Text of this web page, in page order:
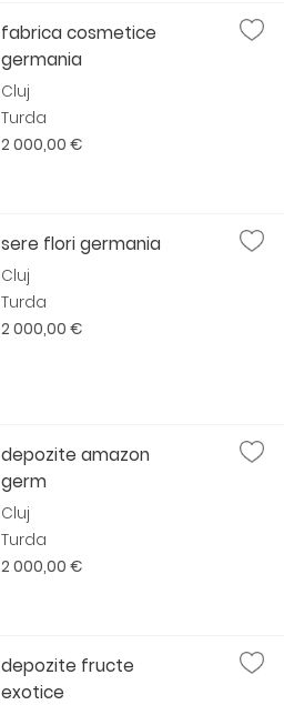
fabrica cosmetice
germania
Cluj
Turda
2 000,00 €
sere flori germania
Cluj
Turda
2 000,00 €
depozite amazon
germ
Cluj
Turda
2 000,00 €
depozite fructe
exotice